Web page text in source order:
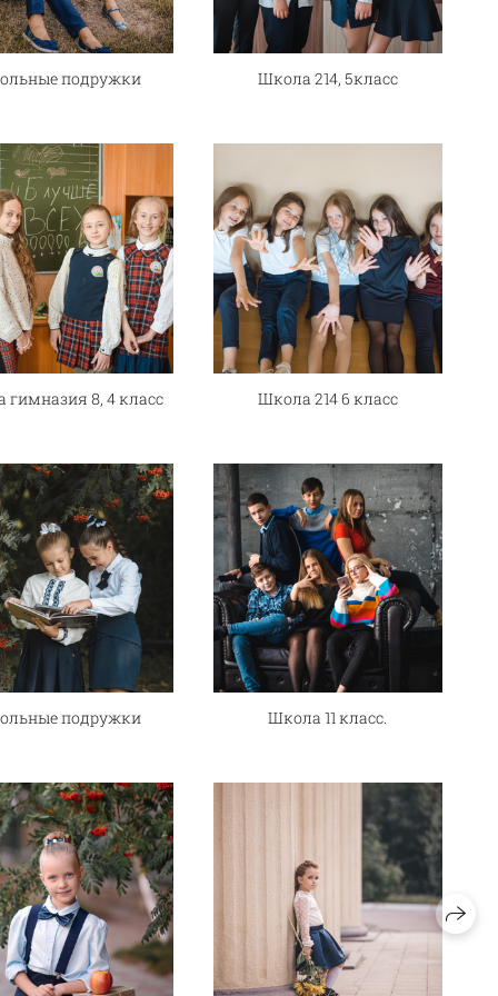
подружки Школа 214, 5класс
8, 4 класс Школа 214 6 класс
подружки Школа 11 класс.